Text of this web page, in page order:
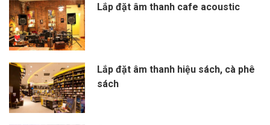
Lắp đặt âm thanh cafe acoustic
Lắp đặt âm thanh hiệu sách, cà phê
sách